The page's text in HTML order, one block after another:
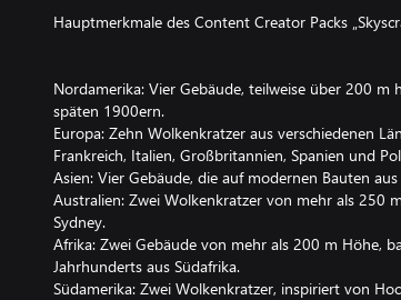
Hauptmerkmale des Content Creator Packs
Nordamerika: Vier Gebäude, teilweise über 200
späten 1900ern.
Europa: Zehn Wolkenkratzer aus verschiedenen
Frankreich, Italien, Großbritannien, Spanien und
Asien: Vier Gebäude, die auf modernen Bauten
Australien: Zwei Wolkenkratzer von mehr als 250
Sydney.
Afrika: Zwei Gebäude von mehr als 200 m Höhe,
Jahrhunderts aus Südafrika.
Südamerika: Zwei Wolkenkratzer, inspiriert von